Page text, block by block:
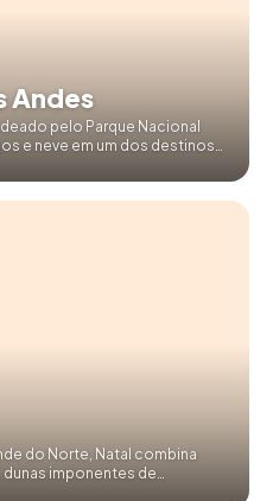
Andes
pelo Parque Nacional
e neve em um dos destinos
do Norte, Natal combina
imponentes de